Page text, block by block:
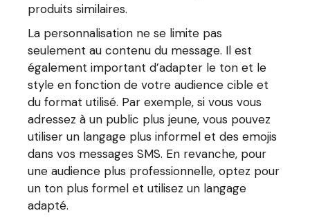
produits similaires.
La personnalisation ne se limite pas
seulement au contenu du message. Il est
également important d’adapter le ton et le
style en fonction de votre audience cible et
du format utilisé. Par exemple, si vous vous
adressez à un public plus jeune, vous pouvez
utiliser un langage plus informel et des emojis
dans vos messages SMS. En revanche, pour
une audience plus professionnelle, optez pour
un ton plus formel et utilisez un langage
adapté.